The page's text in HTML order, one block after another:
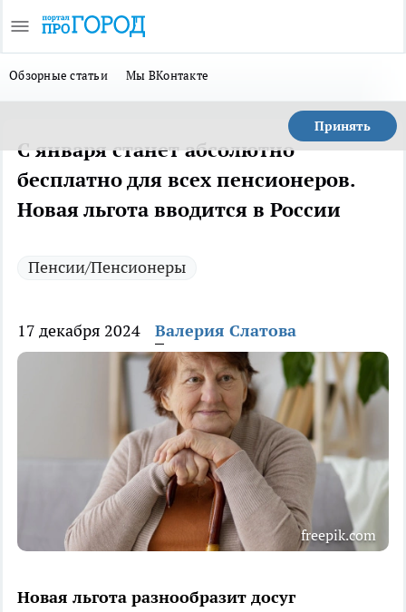
Обзорные статьи Мы ВКонтакте
Принять
С января станет абсолютно
бесплатно для всех пенсионеров.
Новая льгота вводится в России
Пенсии/Пенсионеры
17 декабря 2024 Валерия Слатова
freepik.com
Новая льгота разнообразит досуг